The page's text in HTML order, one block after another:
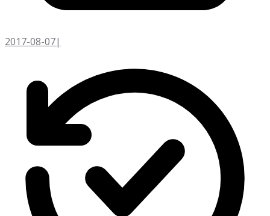
2017-08-07|